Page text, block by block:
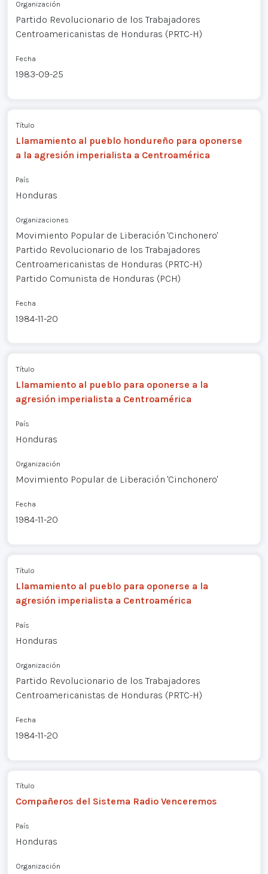
Organización
Partido Revolucionario de los Trabajadores
Centroamericanistas de Honduras (PRTC-H)
Fecha
1983-09-25
Título
Llamamiento al pueblo hondureño para oponerse
a la agresión imperialista a Centroamérica
País
Honduras
Organizaciones
Movimiento Popular de Liberación 'Cinchonero'
Partido Revolucionario de los Trabajadores
Centroamericanistas de Honduras (PRTC-H)
Partido Comunista de Honduras (PCH)
Fecha
1984-11-20
Título
Llamamiento al pueblo para oponerse a la
agresión imperialista a Centroamérica
País
Honduras
Organización
Movimiento Popular de Liberación 'Cinchonero'
Fecha
1984-11-20
Título
Llamamiento al pueblo para oponerse a la
agresión imperialista a Centroamérica
País
Honduras
Organización
Partido Revolucionario de los Trabajadores
Centroamericanistas de Honduras (PRTC-H)
Fecha
1984-11-20
Título
Compañeros del Sistema Radio Venceremos
País
Honduras
Organización